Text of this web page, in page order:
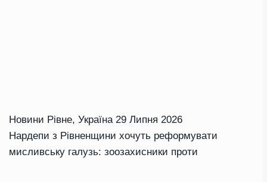
Новини Рівне, Україна 29 Липня 2026
Нардепи з Рівненщини хочуть реформувати
мисливську галузь: зоозахисники проти